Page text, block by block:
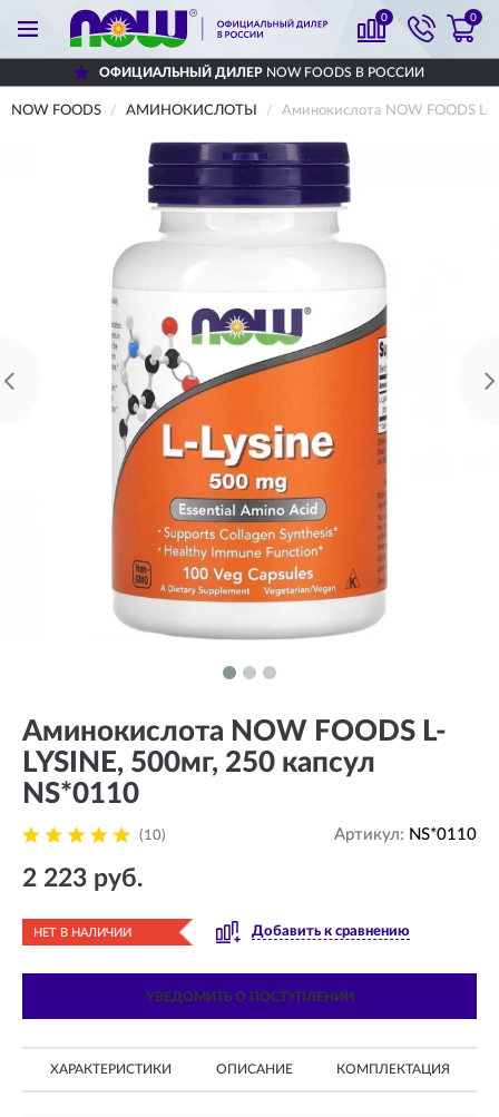
0 0
ОФИЦИАЛЬНЫЙ ДИЛЕРNOW FOODS В РОССИИ
NOW FOODS АМИНОКИСЛОТЫ Аминокислота NOW FOODS L-
Аминокислота NOW FOODS L-
LYSINE, 500мг, 250 капсул
NS*0110
(10) Артикул: NS*0110
2 223 руб.
НЕТ В НАЛИЧИИ Добавить к сравнению
УВЕДОМИТЬ О ПОСТУПЛЕНИИ
ХАРАКТЕРИСТИКИ ОПИСАНИЕ КОМПЛЕКТАЦИЯ